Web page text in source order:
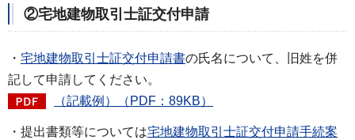
②宅地建物取引士証交付申請
・ 宅地建物取引士証交付申請書の氏名について、旧姓を併
記して申請してください。
（記載例）（PDF：89KB）
・提出書類等については宅地建物取引士証交付申請手続案